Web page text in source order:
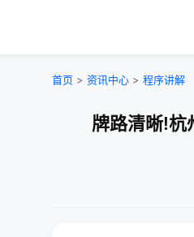
首页 > 资讯中心 > 程序讲解
牌路清晰!杭